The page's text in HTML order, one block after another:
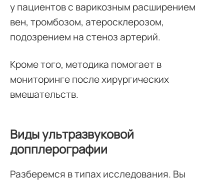
у пациентов с варикозным расширением
вен, тромбозом, атеросклерозом,
подозрением на стеноз артерий.
Кроме того, методика помогает в
мониторинге после хирургических
вмешательств.
Виды ультразвуковой
допплерографии
Разберемся в типах исследования. Вы